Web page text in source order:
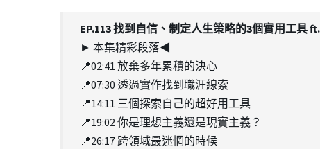
EP.113 找到自信、制定人生策略的3個實用工具
► 本集精彩段落◀︎
📍02:41 放棄多年累積的決心
📍07:30 透過實作找到職涯線索
📍14:11 三個探索自己的超好用工具
📍19:02 你是理想主義還是現實主義？
📍26:17 跨領域最迷惘的時候